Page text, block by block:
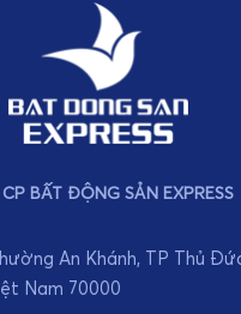
BẤT ĐỘNG SẢN EXPRESS
An Khánh, TP Thủ
Nam 70000